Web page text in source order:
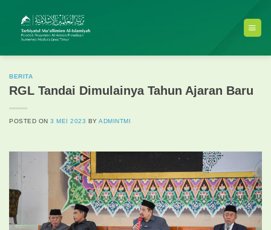
content
BERITA
RGL Tandai Dimulainya Tahun Ajaran Baru
POSTED ON3 MEI 2023 BYADMINTMI